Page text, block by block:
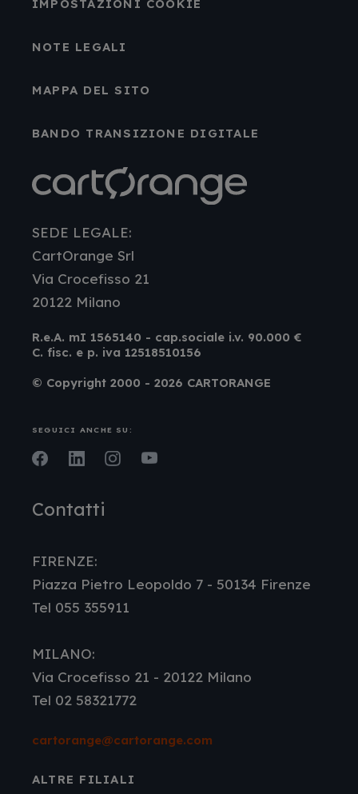
IMPOSTAZIONI COOKIE
NOTE LEGALI
MAPPA DEL SITO
BANDO TRANSIZIONE DIGITALE
SEDE LEGALE:
CartOrange Srl
Via Crocefisso 21
20122 Milano
R.e.A. mI 1565140 - cap.sociale i.v. 90.000 €
C. fisc. e p. iva 12518510156
© Copyright 2000 - 2026 CARTORANGE
SEGUICI ANCHE SU:
Facebook
LinkedInInstagram
Contatti
FIRENZE:
Piazza Pietro Leopoldo 7 - 50134 Firenze
Tel 055 355911
MILANO:
Via Crocefisso 21 - 20122 Milano
Tel 02 58321772
cartorange@cartorange.com
ALTRE FILIALI